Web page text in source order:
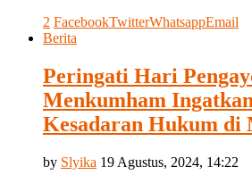
2 FacebookTwitterWhatsappEmail
Berita
Peringati Hari
Menkumham
Kesadaran Hukum di
by Slyika 19 Agustus, 2024, 14:22